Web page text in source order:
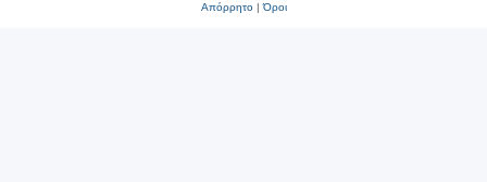
Απόρρητο|Όροι